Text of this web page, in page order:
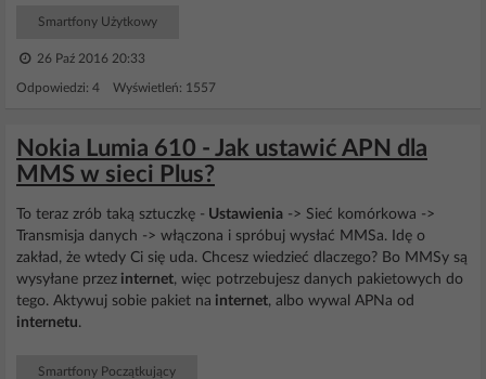
Smartfony Użytkowy
26 Paź 2016 20:33
Odpowiedzi: 4 Wyświetleń: 1557
Nokia Lumia 610 - Jak ustawić APN dla
MMS w sieci Plus?
To teraz zrób taką sztuczkę - Ustawienia -> Sieć komórkowa ->
Transmisja danych -> włączona i spróbuj wysłać MMSa. Idę o
zakład, że wtedy Ci się uda. Chcesz wiedzieć dlaczego? Bo MMSy są
wysyłane przez internet, więc potrzebujesz danych pakietowych do
tego. Aktywuj sobie pakiet na internet, albo wywal APNa od
internetu.
Smartfony Początkujący